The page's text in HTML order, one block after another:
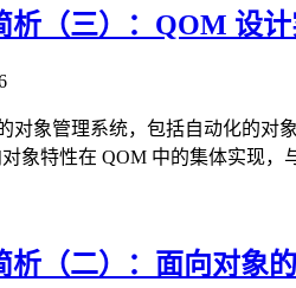
析（三）：QOM 设
对象管理系统，包括自动化的对
象特性在 QOM 中的集体实现
析（二）：面向对象